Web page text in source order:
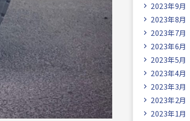
2023年9月
2023年8月
2023年7月
2023年6月
2023年5月
2023年4月
2023年3月
2023年2月
2023年1月